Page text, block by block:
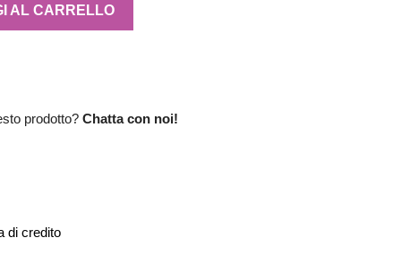
AL CARRELLO
prodotto? Chatta con noi!
di credito